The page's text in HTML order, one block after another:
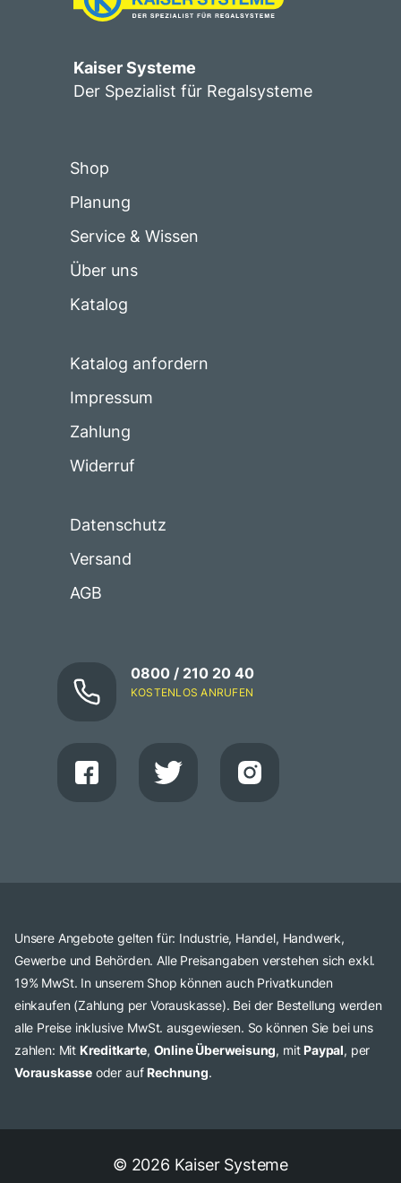
Kaiser Systeme
Der Spezialist für Regalsysteme
Shop
Planung
Service & Wissen
Über uns
Katalog
Katalog anfordern
Impressum
Zahlung
Widerruf
Datenschutz
Versand
AGB
0800 / 210 20 40
KOSTENLOS ANRUFEN
Unsere Angebote gelten für: Industrie, Handel, Handwerk,
Gewerbe und Behörden. Alle Preisangaben verstehen sich exkl.
19% MwSt. In unserem Shop können auch Privatkunden
einkaufen (Zahlung per Vorauskasse). Bei der Bestellung werden
alle Preise inklusive MwSt. ausgewiesen. So können Sie bei uns
zahlen: Mit Kreditkarte, Online Überweisung, mit Paypal, per
Vorauskasse oder auf Rechnung.
© 2026 Kaiser Systeme